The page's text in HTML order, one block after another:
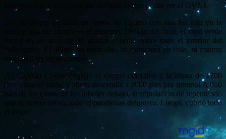
Mientras tanto, la tripulación del helicóptero podía ver el OVNI.
Era un objeto metálico en forma de cigarro con una luz roja en la
nariz y una luz blanca en el extremo. Debajo del final, el rayo verde
barrió en un arco de 90 grados y brilló sobre todo el interior del
helicóptero. El objeto no tenía alas, ni estructura de cola, ni marcas
reconocibles en su cuerpo.
¡El Capitán Coyne empujó el campo colectivo a la altura de 1700
pies sobre el suelo, y ahora descendía a 2000 pies por minuto! A 650
pies de las copas de los árboles debajo, la tripulación de repente vio
que el objeto cubría todo el parabrisas delantero. Luego, cubrió todo